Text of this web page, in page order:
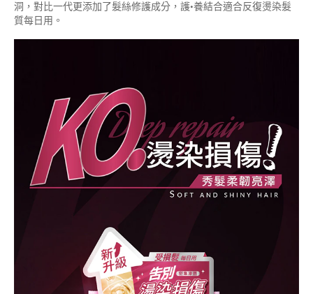
洞，對比一代更添加了髮絲修護成分，護·養結合適合反復燙染髮
質每日用。